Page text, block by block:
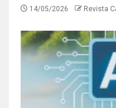
14/05/2026 Revista